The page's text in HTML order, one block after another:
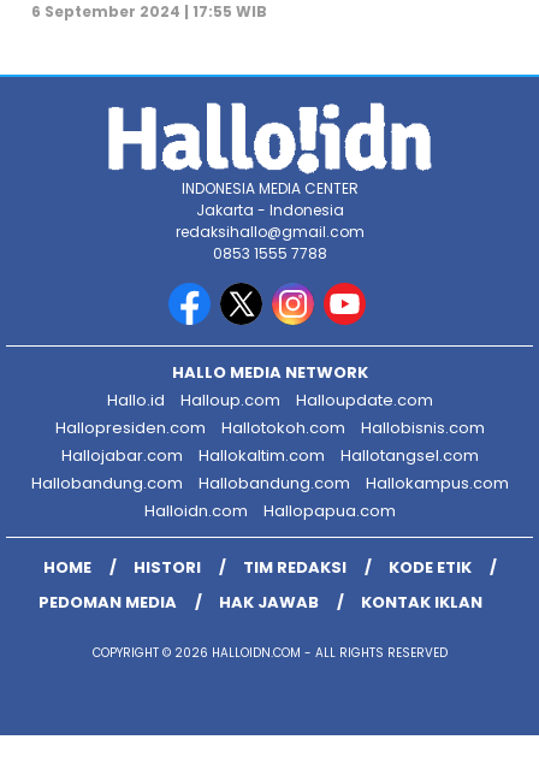
6 September 2024 | 17:55 WIB
INDONESIA MEDIA CENTER
Jakarta - Indonesia
redaksihallo@gmail.com
0853 1555 7788
HALLO MEDIA NETWORK
Hallo.id
Halloup.com
Halloupdate.com
Hallopresiden.com
Hallotokoh.com
Hallobisnis.com
Hallojabar.com
Hallokaltim.com
Hallotangsel.com
Hallobandung.com
Hallobandung.com
Hallokampus.com
Halloidn.com
Hallopapua.com
HOME HISTORI TIM REDAKSI
KODE ETIK
PEDOMAN MEDIA
HAK JAWAB KONTAK IKLAN
COPYRIGHT © 2026 HALLOIDN.COM - ALL RIGHTS RESERVED